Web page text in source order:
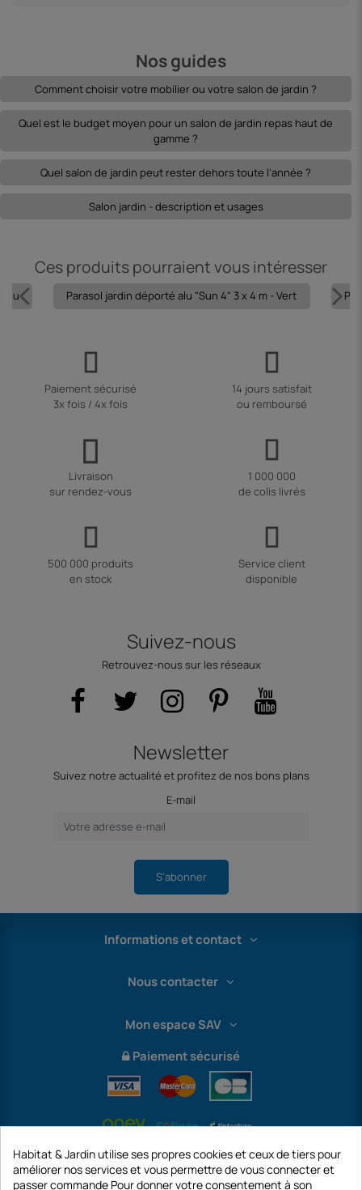
Nos guides
Comment choisir votre mobilier ou votre salon de jardin ?
Quel est le budget moyen pour un salon de jardin repas haut de
gamme ?
Quel salon de jardin peut rester dehors toute l'année ?
Salon jardin - description et usages
Ces produits pourraient vous intéresser
Parasol jardin déporté alu "Sun 4" 3 x 4 m - Vert
Paiement sécurisé
3x fois / 4x fois
14 jours satisfait
ou remboursé
Livraison
sur rendez-vous
1 000 000
de colis livrés
500 000 produits
en stock
Service client
disponible
Suivez-nous
Retrouvez-nous sur les réseaux
Newsletter
Suivez notre actualité et profitez de nos bons plans
E-mail
S'abonner
Informations et contact
Nous contacter
Mon espace SAV
Paiement sécurisé
Habitat & Jardin utilise ses propres cookies et ceux de tiers pour
améliorer nos services et vous permettre de vous connecter et
passer commande Pour donner votre consentement à son